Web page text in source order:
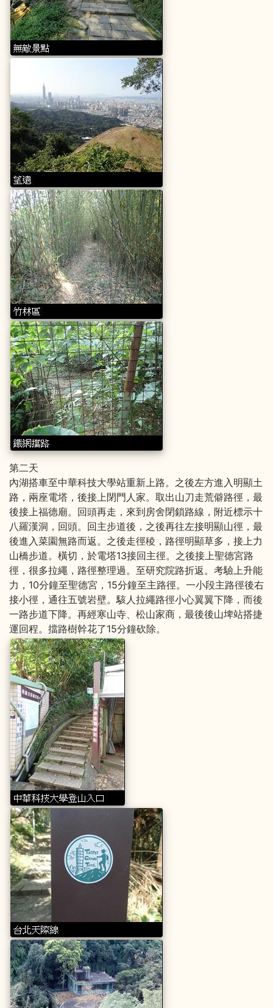
第二天
內湖搭車至中華科技大學站重新上路。之後左方進入明顯土
路，兩座電塔，後接上閉門人家。取出山刀走荒僻路徑，最
後接上福德廟。回頭再走，來到房舍閉鎖路線，附近標示十
八羅漢洞，回頭。回主步道後，之後再往左接明顯山徑，最
後進入菜園無路而返。之後走徑稜，路徑明顯草多，接上力
山橋步道。橫切，於電塔13接回主徑。之後接上聖德宮路
徑，很多拉繩，路徑整理過。至研究院路折返。考驗上升能
力，10分鐘至聖德宮，15分鐘至主路徑。一小段主路徑後右
接小徑，通往五號岩壁。駭人拉繩路徑小心翼翼下降，而後
一路步道下降。再經寒山寺、松山家商，最後後山埤站搭捷
運回程。擋路樹幹花了15分鐘砍除。